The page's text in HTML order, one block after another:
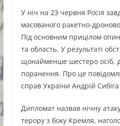
У ніч на 23 червня Росія
масованого ракетно-
Під основним прицілом
та область. У результаті
щонайменше шестеро осіб,
поранення. Про це
справ України Андрій
Дипломат назвав нічну
терору з боку Кремля,